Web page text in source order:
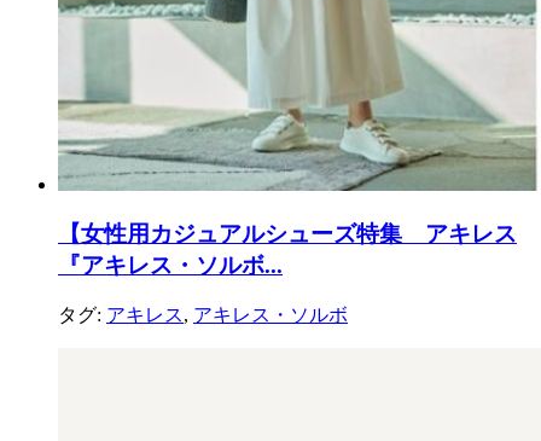
【女性用カジュアルシューズ特集 アキレス
『アキレス・ソルボ...
タグ: アキレス, アキレス・ソルボ